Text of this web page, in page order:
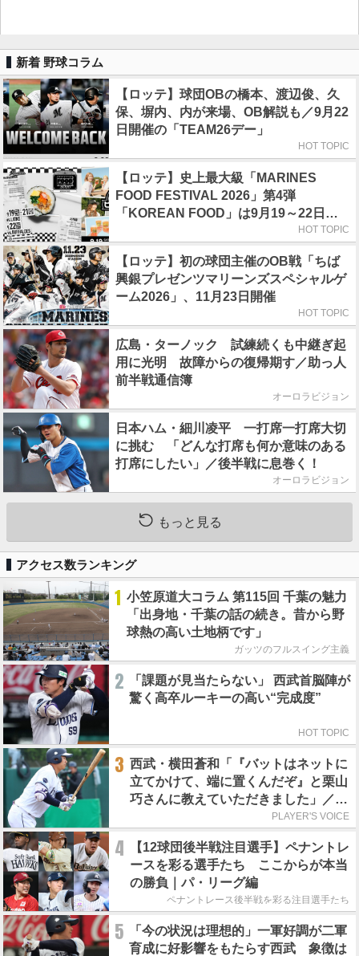
新着 野球コラム
【ロッテ】球団OBの橋本、渡辺俊、久
保、塀内、内が来場、OB解説も／9月22
日開催の「TEAM26デー」
HOT TOPIC
【ロッテ】史上最大級「MARINES
FOOD FESTIVAL 2026」第4弾
「KOREAN FOOD」は9月19～22日／
HOT TOPIC
【ロッテ】初の球団主催のOB戦「ちば
興銀プレゼンツマリーンズスペシャルゲ
ーム2026」、11月23日開催
HOT TOPIC
広島・ターノック 試練続くも中継ぎ起
用に光明 故障からの復帰期す／助っ人
前半戦通信簿
オーロラビジョン
日本ハム・細川凌平 一打席一打席大切
に挑む 「どんな打席も何か意味のある
打席にしたい」／後半戦に息巻く！
オーロラビジョン
もっと見る
アクセス数ランキング
1 小笠原道大コラム 第115回 千葉の魅力
「出身地・千葉の話の続き。昔から野
球熱の高い土地柄です」
ガッツのフルスイング主義
2
「課題が見当たらない」 西武首脳陣が
驚く高卒ルーキーの高い“完成度”
HOT TOPIC
3 西武・横田蒼和「『バットはネットに
立てかけて、端に置くんだぞ』と栗山
巧さんに教えていただきました」／憧
PLAYER'S VOICE
4
【12球団後半戦注目選手】ペナントレ
ースを彩る選手たち ここからが本当
の勝負｜パ・リーグ編
ペナントレース後半戦を彩る注目選手たち
5
「今の状況は理想的」一軍好調が二軍
育成に好影響をもたらす西武 象徴は